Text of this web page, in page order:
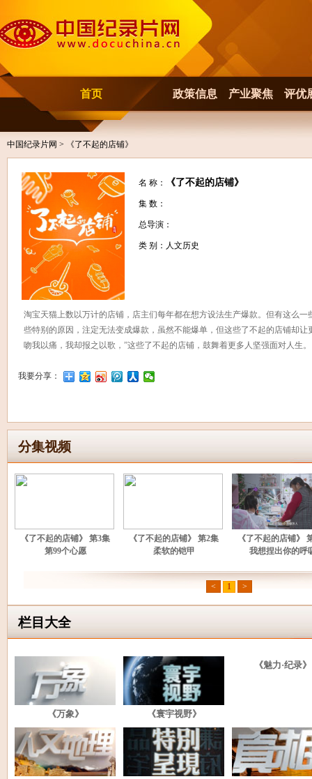
首页 政策信息 产业聚焦 评优
中国纪录片网 > 《了不起的店铺》
名 称： 《了不起的店铺》
集 数：
总导演：
类 别：人文历史
淘宝天猫上数以万计的店铺，店主们每年都在想方设法生产爆款。但有这么一
些特别的原因，注定无法变成爆款，虽然不能爆单，但这些了不起的店铺却让
吻我以痛，我却报之以歌，”这些了不起的店铺，鼓舞着更多人坚强面对人生。
我要分享：
分集视频
《了不起的店铺》 第3集
第99个心愿
《了不起的店铺》 第2集
柔软的铠甲
《了不起的店铺》
我想捏出你的呼
< 1 >
栏目大全
《万象》 《寰宇视野》
《魅力·纪录》